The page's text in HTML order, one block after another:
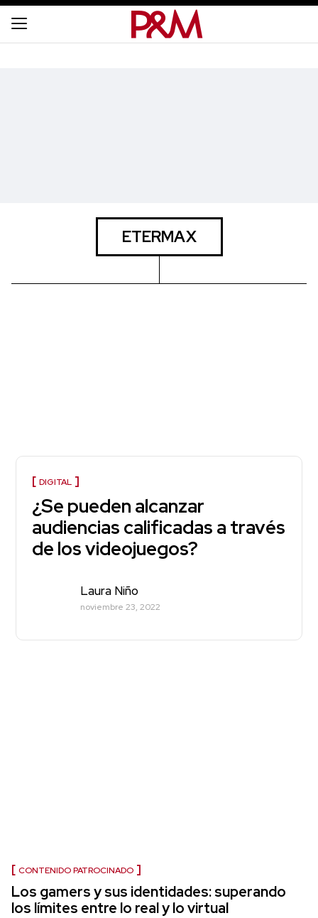
ETERMAX
DIGITAL
¿Se pueden alcanzar
audiencias calificadas a través
de los videojuegos?
Laura Niño
noviembre 23, 2022
CONTENIDO PATROCINADO
Los gamers y sus identidades: superando
los límites entre lo real y lo virtual